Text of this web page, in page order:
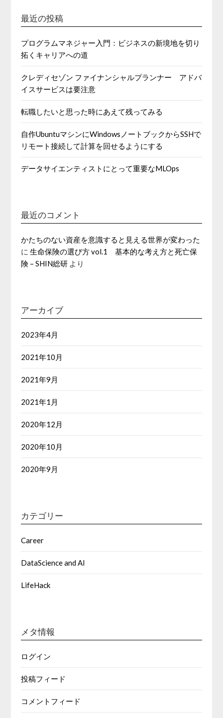
最近の投稿
プログラムマネジャー入門：ビジネスの新境地を切り
拓くキャリアへの道
クレディセゾン ファイナンシャルプランナー アドバ
イスサービスは要注意
転職したいと思った時にあえて残ってみる
自作UbuntuマシンにWindowsノートブックからSSHで
リモート接続して計算を回せるようにする
データサイエンティストにとって重要なMLOps
最近のコメント
かたちのない資産を意識すると見える世界が変わった
に生命保険の選び方 vol.1 基本的な考え方と死亡保
険 – SHIN総研 より
アーカイブ
2023年4月
2021年10月
2021年9月
2021年1月
2020年12月
2020年10月
2020年9月
カテゴリー
Career
DataScience and AI
LifeHack
メタ情報
ログイン
投稿フィード
コメントフィード